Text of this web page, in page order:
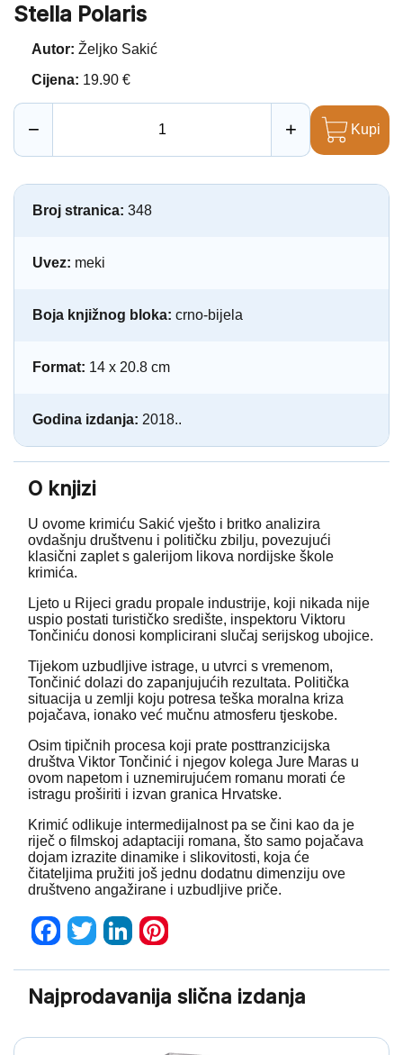
Stella Polaris
Autor: Željko Sakić
Cijena: 19.90 €
− + Kupi
Broj stranica: 348
Uvez: meki
Boja knjižnog bloka: crno-bijela
Format: 14 x 20.8 cm
Godina izdanja: 2018..
O knjizi
U ovome krimiću Sakić vješto i britko analizira
ovdašnju društvenu i političku zbilju, povezujući
klasični zaplet s galerijom likova nordijske škole
krimića.
Ljeto u Rijeci gradu propale industrije, koji nikada nije
uspio postati turističko središte, inspektoru Viktoru
Tončiniću donosi komplicirani slučaj serijskog ubojice.
Tijekom uzbudljive istrage, u utvrci s vremenom,
Tončinić dolazi do zapanjujućih rezultata. Politička
situacija u zemlji koju potresa teška moralna kriza
pojačava, ionako već mučnu atmosferu tjeskobe.
Osim tipičnih procesa koji prate posttranzicijska
društva Viktor Tončinić i njegov kolega Jure Maras u
ovom napetom i uznemirujućem romanu morati će
istragu proširiti i izvan granica Hrvatske.
Krimić odlikuje intermedijalnost pa se čini kao da je
riječ o filmskoj adaptaciji romana, što samo pojačava
dojam izrazite dinamike i slikovitosti, koja će
čitateljima pružiti još jednu dodatnu dimenziju ove
društveno angažirane i uzbudljive priče.
Najprodavanija slična izdanja